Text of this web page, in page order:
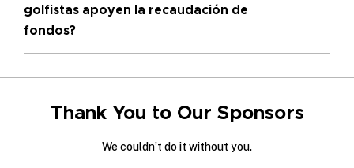
golfistas apoyen la recaudación de
fondos?
Thank You to Our Sponsors
We couldn’t do it without you.